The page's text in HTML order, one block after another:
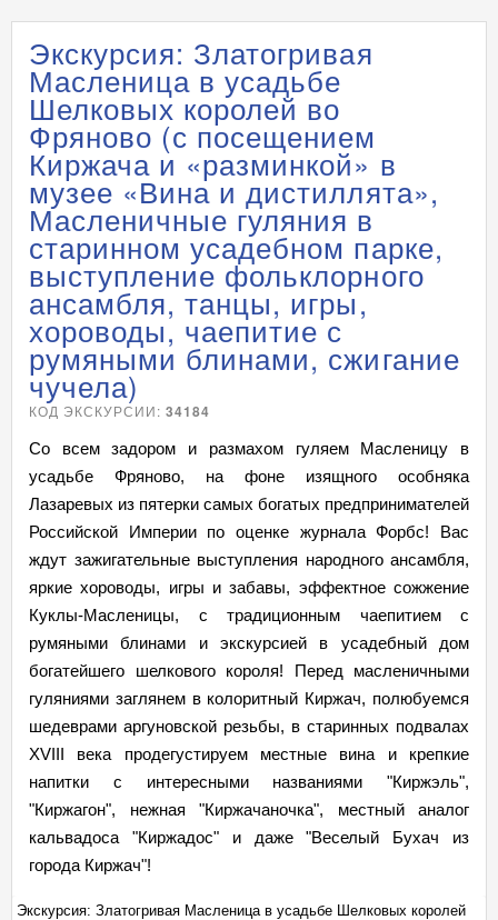
Экскурсия: Златогривая
Масленица в усадьбе
Шелковых королей во
Фряново (с посещением
Киржача и «разминкой» в
музее «Вина и дистиллята»,
Масленичные гуляния в
старинном усадебном парке,
выступление фольклорного
ансамбля, танцы, игры,
хороводы, чаепитие с
румяными блинами, сжигание
чучела)
КОД ЭКСКУРСИИ:34184
Со всем задором и размахом гуляем Масленицу в
усадьбе Фряново, на фоне изящного особняка
Лазаревых из пятерки самых богатых предпринимателей
Российской Империи по оценке журнала Форбс! Вас
ждут зажигательные выступления народного ансамбля,
яркие хороводы, игры и забавы, эффектное сожжение
Куклы-Масленицы, с традиционным чаепитием с
румяными блинами и экскурсией в усадебный дом
богатейшего шелкового короля! Перед масленичными
гуляниями заглянем в колоритный Киржач, полюбуемся
шедеврами аргуновской резьбы, в старинных подвалах
XVIII века продегустируем местные вина и крепкие
напитки с интересными названиями "Киржэль",
"Киржагон", нежная "Киржачаночка", местный аналог
кальвадоса "Киржадос" и даже "Веселый Бухач из
города Киржач"!
Экскурсия: Златогривая Масленица в усадьбе Шелковых королей